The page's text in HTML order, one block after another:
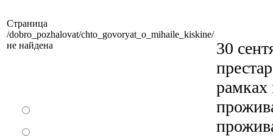
Страница
/dobro_pozhalovat/chto_govoryat_o_mihaile_kiskine/
не найдена
30
рамках